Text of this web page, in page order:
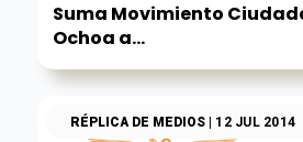
Suma Movimiento
Ochoa a...
RÉPLICA DE MEDIOS| 12 JUL 2014